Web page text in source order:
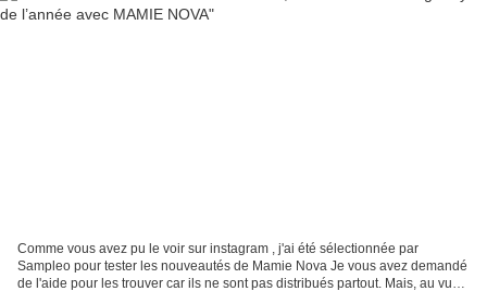
Comme vous avez pu le voir sur instagram , j'ai été sélectionnée par
Sampleo pour tester les nouveautés de Mamie Nova Je vous avez demandé
de l'aide pour les trouver car ils ne sont pas distribués partout. Mais, au vue